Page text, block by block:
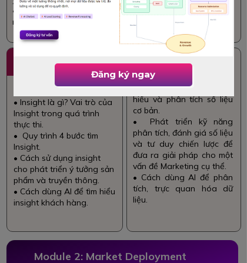
Understanding &
Insight
development
• Insight là gì? Vai trò của
Insight trong quá trình
thực thi.
• Quy trình 4 bước tìm
Insight.
• Cách sử dụng insight
cho phát triển ý tưởng sản
phẩm và truyền thông.
• Cách dùng AI để tìm hiểu
insight khách hàng.
Module 2: Market Deployment
• Cách dùng AI để
nghiên cứu thị trường .
Practice 1: Data-
driven Marketing
• Các phương pháp đọc,
hiểu và phân tích số liệu
cơ bản.
• Phát triển kỹ năng
phân tích, đánh giá số liệu
và tư duy chiến lược để
đưa ra giải pháp cho một
vấn đề Marketing cụ thể.
• Cách dùng AI để phân
tích, trực quan hóa dữ
liệu.
4
Đăng ký ngay